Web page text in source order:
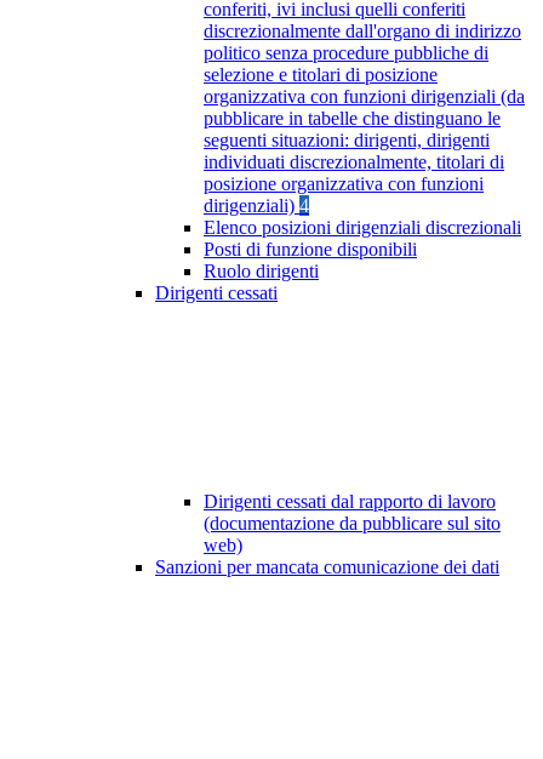
conferiti, ivi inclusi quelli conferiti
discrezionalmente dall'organo di indirizzo
politico senza procedure pubbliche di
selezione e titolari di posizione
organizzativa con funzioni dirigenziali (da
pubblicare in tabelle che distinguano le
seguenti situazioni: dirigenti, dirigenti
individuati discrezionalmente, titolari di
posizione organizzativa con funzioni
dirigenziali) 4
Elenco posizioni dirigenziali discrezionali
Posti di funzione disponibili
Ruolo dirigenti
Dirigenti cessati
Dirigenti cessati dal rapporto di lavoro
(documentazione da pubblicare sul sito
web)
Sanzioni per mancata comunicazione dei dati